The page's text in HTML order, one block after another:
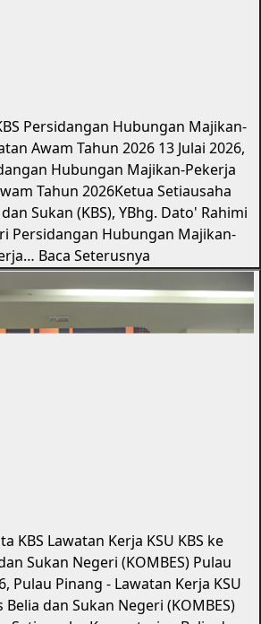
Persidangan Hubungan Majikan-
Awam Tahun 2026 13 Julai 2026,
Hubungan Majikan-Pekerja
Tahun 2026Ketua Setiausaha
Sukan (KBS), YBhg. Dato' Rahimi
Persidangan Hubungan Majikan-
Baca Seterusnya
KBS Lawatan Kerja KSU KBS ke
Sukan Negeri (KOMBES) Pulau
Pulau Pinang - Lawatan Kerja KSU
Belia dan Sukan Negeri (KOMBES)